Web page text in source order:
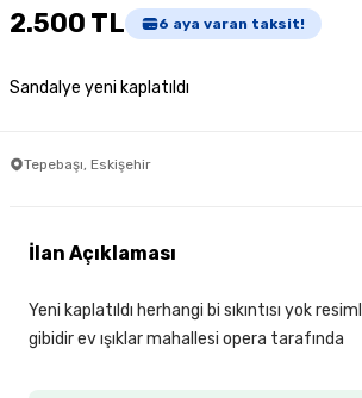
2.500 TL 6 aya varan taksit!
Sandalye yeni kaplatıldı
Tepebaşı, Eskişehir
İlan Açıklaması
Yeni kaplatıldı herhangi bi sıkıntısı yok
gibidir ev ışıklar mahallesi opera tarafında